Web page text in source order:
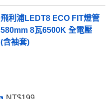
飛利浦LEDT8 ECO FIT燈管
580mm 8瓦6500K 全電壓
(含袖套)